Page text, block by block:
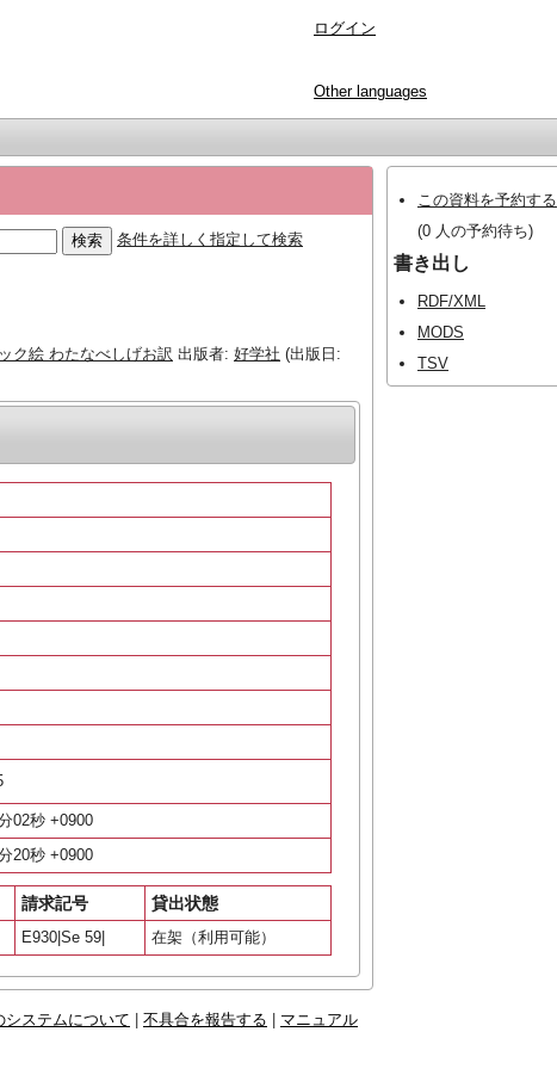
ログイン
Other languages
条件を詳しく指定して検索
ク絵 わたなべしげお訳 出版者: 好学社 (出版日:
02秒 +0900
20秒 +0900
請求記号 貸出状態
E930|Se 59| 在架（利用可能）
この資料を予約する
(0 人の予約待ち)
書き出し
RDF/XML
MODS
TSV
システムについて 不具合を報告する
マニュアル